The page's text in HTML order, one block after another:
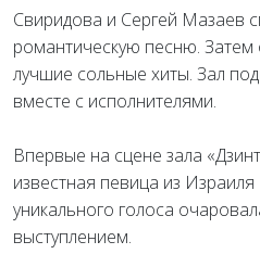
Свиридова и Сергей Мазаев
романтическую песню. Затем
лучшие сольные хиты. Зал
вместе с исполнителями.
Впервые на сцене зала
известная певица из
уникального голоса
выступлением.